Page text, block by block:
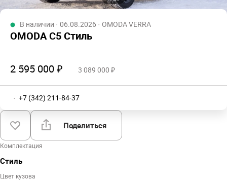
В наличии · 06.08.2026 · OMODA VERRA
OMODA C5 Стиль
2 595 000 ₽ 3 089 000 ₽
· +7 (342) 211-84-37
Поделиться
Комплектация
Стиль
Цвет кузова